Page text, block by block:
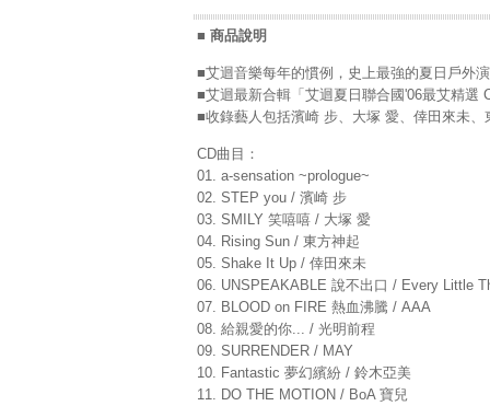
■ 商品說明
■艾迴音樂每年的慣例，史上最強的夏日戶外
■艾迴最新合輯「艾迴夏日聯合國'06最艾精選
■收錄藝人包括濱崎 步、大塚 愛、倖田來未
CD曲目：
01. a-sensation ~prologue~
02. STEP you / 濱崎 步
03. SMILY 笑嘻嘻 / 大塚 愛
04. Rising Sun / 東方神起
05. Shake It Up / 倖田來未
06. UNSPEAKABLE 說不出口 / Every Little
07. BLOOD on FIRE 熱血沸騰 / AAA
08. 給親愛的你... / 光明前程
09. SURRENDER / MAY
10. Fantastic 夢幻繽紛 / 鈴木亞美
11. DO THE MOTION / BoA 寶兒